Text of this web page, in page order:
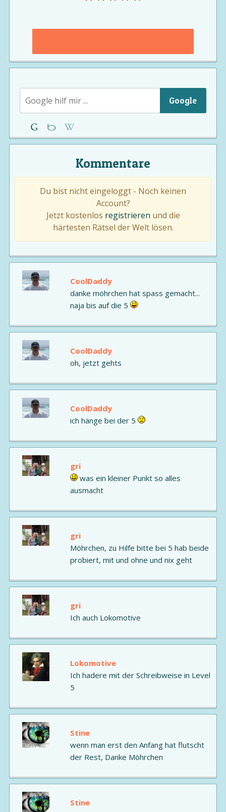
Google
Kommentare
Du bist nicht eingeloggt - Noch keinen
Account?
Jetzt kostenlos registrieren und die
härtesten Rätsel der Welt lösen.
CoolDaddy
danke möhrchen hat spass gemacht...
naja bis auf die 5
CoolDaddy
oh, jetzt gehts
CoolDaddy
ich hänge bei der 5
gri
was ein kleiner Punkt so alles
ausmacht
gri
Möhrchen, zu Hilfe bitte bei 5 hab beide
probiert, mit und ohne und nix geht
gri
Ich auch Lokomotive
Lokomotive
Ich hadere mit der Schreibweise in Level
5
Stine
wenn man erst den Anfang hat flutscht
der Rest, Danke Möhrchen
Stine